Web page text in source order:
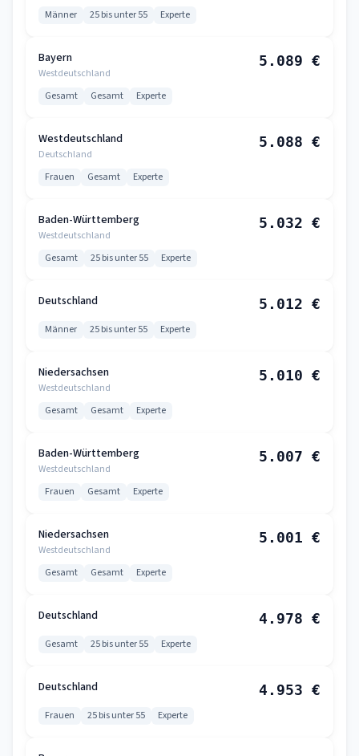
Männer 25 bis unter 55 Experte
Bayern
Westdeutschland
5.089 €
Gesamt Gesamt Experte
Westdeutschland
Deutschland
5.088 €
Frauen Gesamt Experte
Baden-Württemberg
Westdeutschland
5.032 €
Gesamt 25 bis unter 55 Experte
Deutschland 5.012 €
Männer 25 bis unter 55 Experte
Niedersachsen
Westdeutschland
5.010 €
Gesamt Gesamt Experte
Baden-Württemberg
Westdeutschland
5.007 €
Frauen Gesamt Experte
Niedersachsen
Westdeutschland
5.001 €
Gesamt Gesamt Experte
Deutschland 4.978 €
Gesamt 25 bis unter 55 Experte
Deutschland 4.953 €
Frauen 25 bis unter 55 Experte